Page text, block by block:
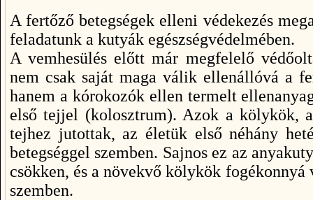
A fertőző betegségek elleni védekezés
feladatunk a kutyák egészségvédelmében.
A vemhesülés előtt már megfelelő
nem csak saját maga válik ellenállóvá a
hanem a kórokozók ellen termelt
első tejjel (kolosztrum). Azok a kölykök,
tejhez jutottak, az életük első néhány
betegséggel szemben. Sajnos ez az
csökken, és a növekvő kölykök fogékonnyá
szemben.